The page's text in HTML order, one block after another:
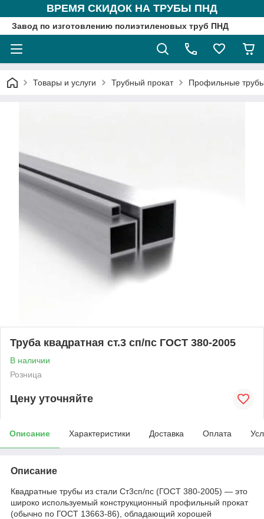
ВРЕМЯ СКИДОК НА ТРУБЫ ПНД
Завод по изготовлению полиэтиленовых труб ПНД
Товары и услуги Трубный прокат Профильные
Труба квадратная ст.3 сп/пс ГОСТ 380-2005
В наличии
Розница
Цену уточняйте
Описание Характеристики Доставка Оплата
Описание
Квадратные трубы из стали Ст3сп/пс (ГОСТ 380-2005) — это
широко используемый конструкционный профильный прокат
(обычно по ГОСТ 13663-86), обладающий хорошей